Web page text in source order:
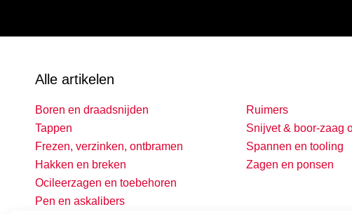
Alle artikelen
Boren en draadsnijden
Tappen
Frezen, verzinken, ontbramen
Hakken en breken
Ocileerzagen en toebehoren
Pen en askalibers
Ruimers
Snijvet & boor-zaag
Spannen en tooling
Zagen en ponsen